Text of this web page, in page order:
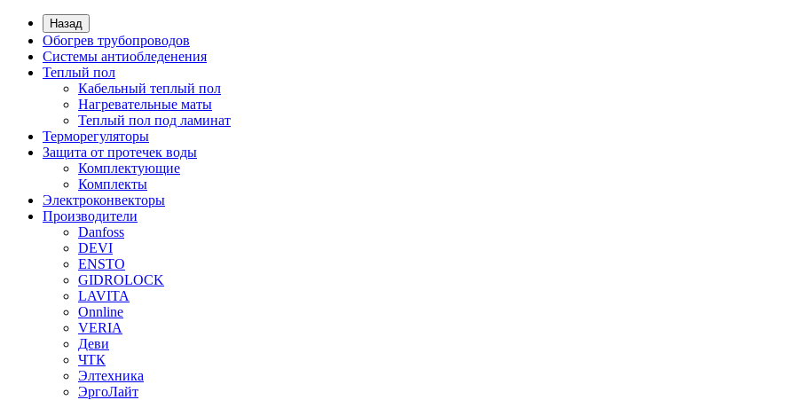
Назад
Обогрев трубопроводов
Системы антиобледенения
Теплый пол
Кабельный теплый пол
Нагревательные маты
Теплый пол под ламинат
Терморегуляторы
Защита от протечек воды
Комплектующие
Комплекты
Электроконвекторы
Производители
Danfoss
DEVI
ENSTO
GIDROLOCK
LAVITA
Onnline
VERIA
Деви
ЧТК
Элтехника
ЭргоЛайт